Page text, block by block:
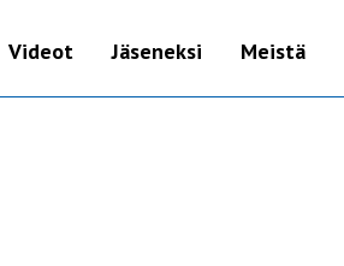
Videot Jäseneksi Meistä